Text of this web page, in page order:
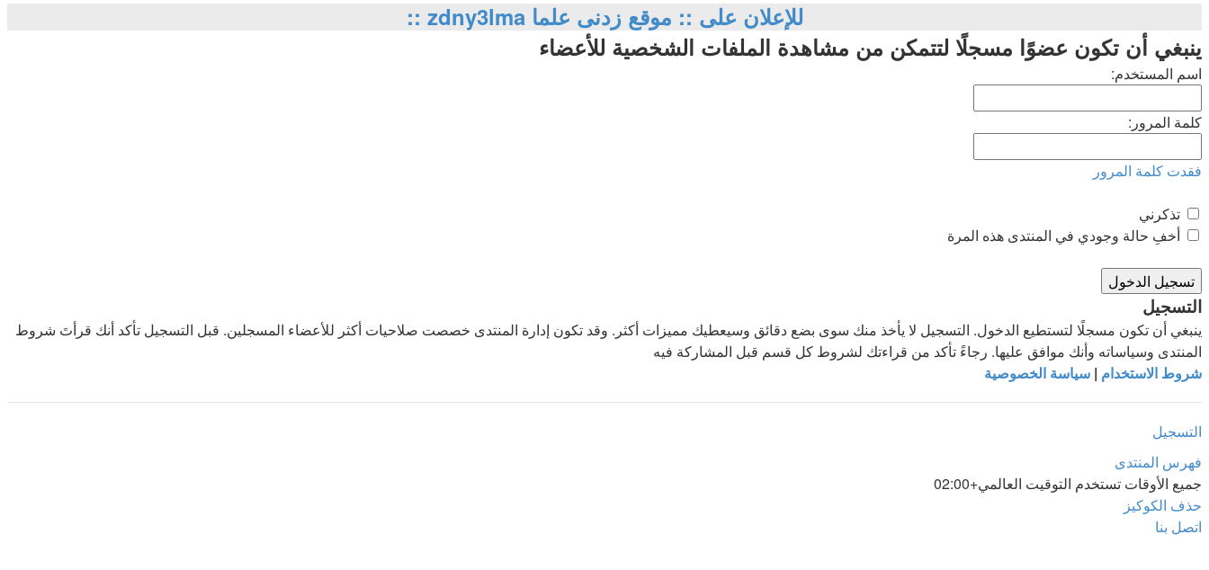
للإعلان على :: موقع زدنى علما zdny3lma ::
ينبغي أن تكون عضوًا مسجلًا لتتمكن من مشاهدة الملفات الشخصية للأعضاء
اسم المستخدم:
كلمة المرور:
فقدت كلمة المرور
تذكرني
أخفِ حالة وجودي في المنتدى هذه المرة
التسجيل
ينبغي أن تكون مسجلًا لتستطيع الدخول. التسجيل لا يأخذ منك سوى بضع دقائق وسيعطيك مميزات أكثر. وقد تكون إدارة المنتدى خصصت صلاحيات أكثر للأعضاء المسجلين. قبل التسجيل تأكد أنك قرأتَ شروط
المنتدى وسياساته وأنك موافق عليها. رجاءً تأكد من قراءتك لشروط كل قسم قبل المشاركة فيه
شروط الاستخدام | سياسة الخصوصية
التسجيل
فهرس المنتدى
جميع الأوقات تستخدم التوقيت العالمي+02:00
حذف الكوكيز
اتصل بنا